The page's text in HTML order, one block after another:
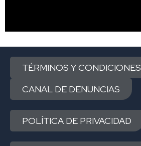
TÉRMINOS Y CONDICIONES
CANAL DE DENUNCIAS
POLÍTICA DE PRIVACIDAD